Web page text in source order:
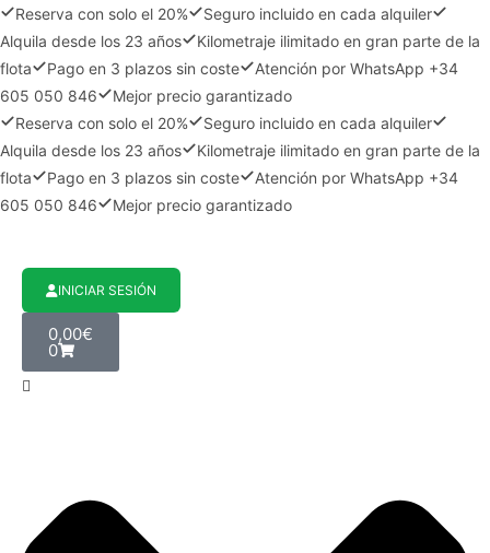
Reserva con solo el 20%
Seguro incluido en cada alquiler
Alquila desde los 23 años
Kilometraje ilimitado en gran parte de la
flota
Pago en 3 plazos sin coste
Atención por WhatsApp +34
605 050 846
Mejor precio garantizado
Reserva con solo el 20%
Seguro incluido en cada alquiler
Alquila desde los 23 años
Kilometraje ilimitado en gran parte de la
flota
Pago en 3 plazos sin coste
Atención por WhatsApp +34
605 050 846
Mejor precio garantizado
INICIAR SESIÓN
0,00€
0